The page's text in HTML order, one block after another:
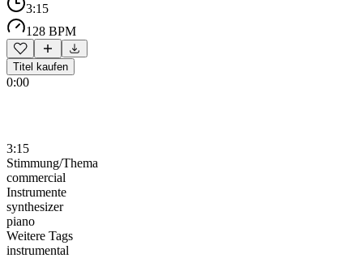
3:15
128 BPM
Titel kaufen
0:00
3:15
Stimmung/Thema
commercial
Instrumente
synthesizer
piano
Weitere Tags
instrumental